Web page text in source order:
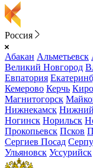
Россия
Абакан Альметьевск
Великий Новгород
Евпатория
Кемерово Керчь
Магнитогорск
Нижнекамск
Ногинск Норильск
Прокопьевск Псков
Сергиев Посад
Ульяновск Уссурийск